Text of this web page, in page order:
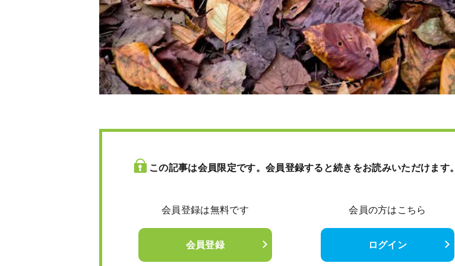
この記事は会員限定です。会員登録すると続きをお読みいただけます。
会員登録は無料です
会員登録
会員の方はこちら
ログイン